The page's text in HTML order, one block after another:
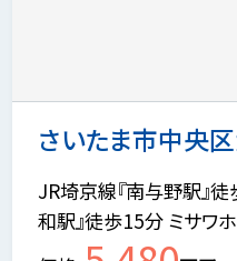
さいたま市中央
JR埼京線『南与野駅』
和駅』徒歩15分 ミサワ